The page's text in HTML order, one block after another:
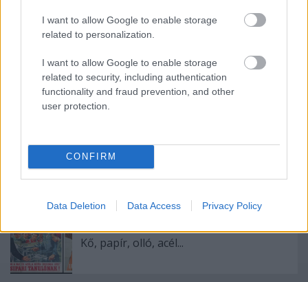
I want to allow Google to enable storage
related to personalization.
I want to allow Google to enable storage
related to security, including authentication
functionality and fraud prevention, and other
user protection.
CONFIRM
Data Deletion Data Access Privacy Policy
Címkék:usa infrastruktúra erőmű
Pandúrból lett rablók
Kő, papír, olló, acél...